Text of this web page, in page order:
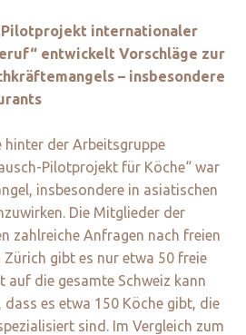
internationaler
entwickelt Vorschläge zur
– insbesondere
hinter der Arbeitsgruppe
Pilotprojekt für Köche“ war
insbesondere in asiatischen
Die Mitglieder der
zahlreiche Anfragen nach freien
Zürich gibt es nur etwa 50 freie
auf die gesamte Schweiz kann
dass es etwa 150 Köche gibt, die
sind. Im Vergleich zum